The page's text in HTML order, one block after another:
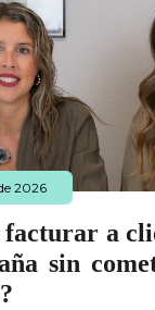
2026
facturar a
sin